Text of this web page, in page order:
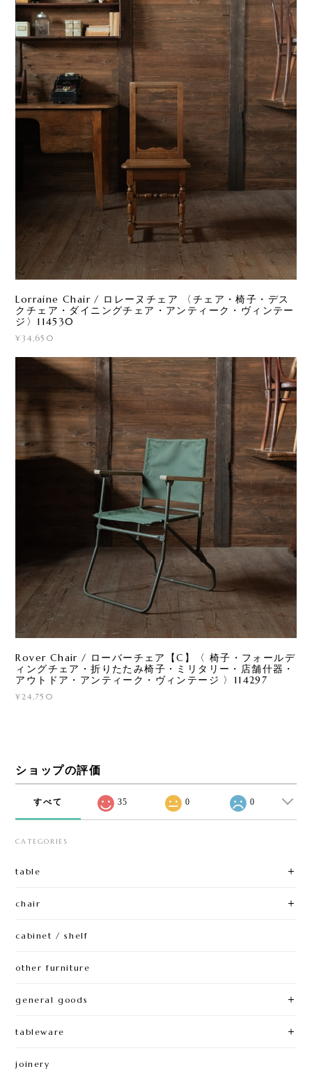
Lorraine Chair / ロレーヌチェア 〈チェア・椅子・デス
クチェア・ダイニングチェア・アンティーク・ヴィンテー
ジ〉114530
¥34,650
Rover Chair / ローバーチェア【C】〈 椅子・フォールデ
ィングチェア・折りたたみ椅子・ミリタリー・店舗什器・
アウトドア・アンティーク・ヴィンテージ 〉114297
¥24,750
ショップの評価
すべて 35 0 0
CATEGORIES
table
chair
cabinet / shelf
other furniture
general goods
tableware
joinery